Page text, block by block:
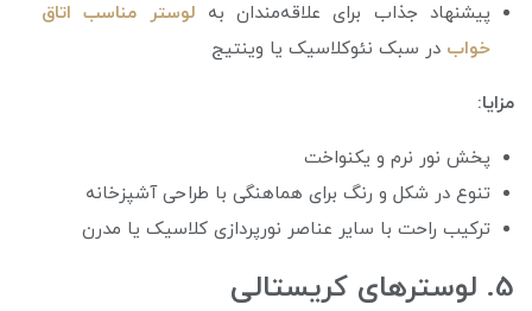
پیشنهاد جذاب برای علاقه‌مندان به لوستر مناسب اتاق
خواب در سبک نئوکلاسیک یا وینتیج
مزایا:
پخش نور نرم و یکنواخت
تنوع در شکل و رنگ برای هماهنگی با طراحی آشپزخانه
ترکیب راحت با سایر عناصر نورپردازی کلاسیک یا مدرن
5. لوسترهای کریستالی